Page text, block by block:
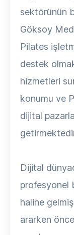
sektörünün
Göksoy
Pilates
destek
hizmetleri
konumu ve
dijital
Dijital
profesyonel
haline
ararken